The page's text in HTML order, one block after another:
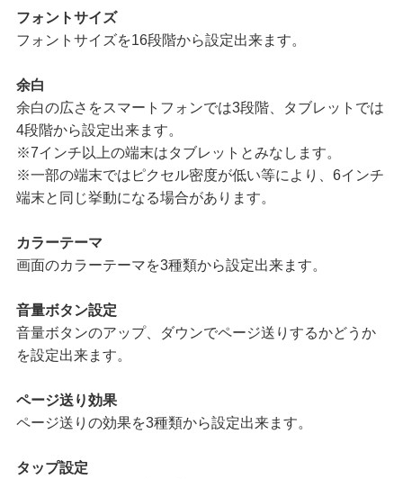
フォントサイズ
フォントサイズを16段階から設定出来ます。
余白
余白の広さをスマートフォンでは3段階、タブレットでは
4段階から設定出来ます。
※7インチ以上の端末はタブレットとみなします。
※一部の端末ではピクセル密度が低い等により、6インチ
端末と同じ挙動になる場合があります。
カラーテーマ
画面のカラーテーマを3種類から設定出来ます。
音量ボタン設定
音量ボタンのアップ、ダウンでページ送りするかどうか
を設定出来ます。
ページ送り効果
ページ送りの効果を3種類から設定出来ます。
タップ設定